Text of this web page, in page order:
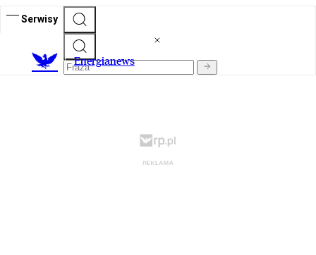
Serwisy
Energianews